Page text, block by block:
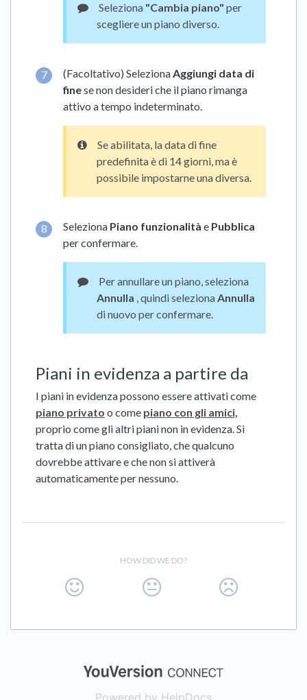
Seleziona "Cambia piano" per
scegliere un piano diverso.
(Facoltativo) SelezionaAggiungi data di
finese non desideri che il piano rimanga
attivo a tempo indeterminato.
Se abilitata, la data di fine
predefinita è di 14 giorni, ma è
possibile impostarne una diversa.
Seleziona Piano funzionalità e Pubblica
per confermare.
Per annullare un piano, seleziona
Annulla , quindi selezionaAnnulla
di nuovo per confermare.
Piani in evidenza a partire da
I piani in evidenza possono essere attivati ​​come
piano privato o come piano con gli amici,
proprio come gli altri piani non in evidenza. Si
tratta di un piano consigliato, che qualcuno
dovrebbe attivare e che non si attiverà
automaticamente per nessuno.
HOW DID WE DO?
(opens in a